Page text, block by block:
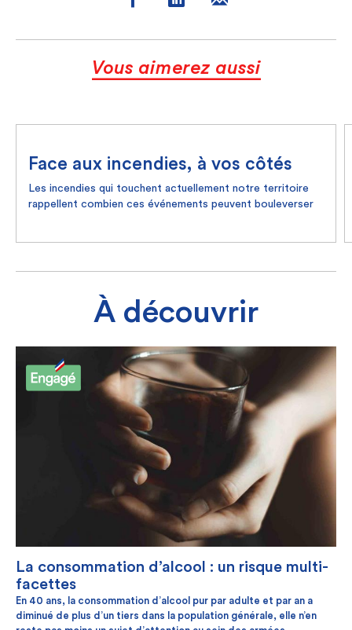
Vous aimerez aussi
Face aux incendies, à vos côtés
Les incendies qui touchent actuellement notre territoire
rappellent combien ces événements peuvent bouleverser
courage et détermination pour nous protéger.
À découvrir
La consommation d’alcool : un risque multi-
facettes
En 40 ans, la consommation d’alcool pur par adulte et par an a
diminué de plus d’un tiers dans la population générale, elle n’en